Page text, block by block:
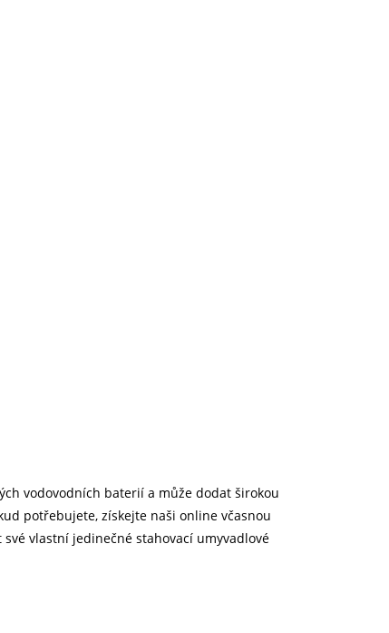
vodovodních baterií a může dodat širokou
potřebujete, získejte naši online včasnou
vlastní jedinečné stahovací umyvadlové